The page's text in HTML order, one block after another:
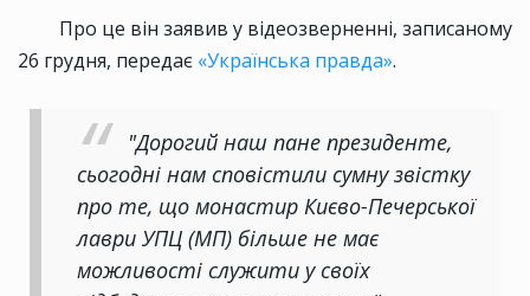
Про це він заявив у відеозверненні, записаному
26 грудня, передає «Українська правда».
"Дорогий наш пане президенте,
сьогодні нам сповістили сумну звістку
про те, що монастир Києво-Печерської
лаври УПЦ (МП) більше не має
можливості служити у своїх